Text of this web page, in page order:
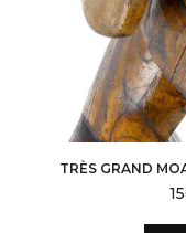
TRÈS GRAND